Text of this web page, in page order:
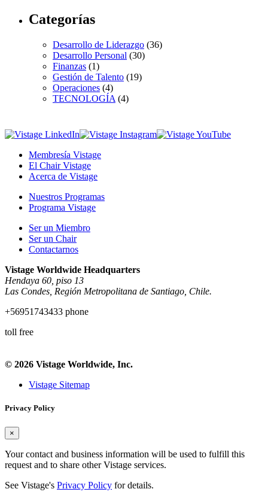
Categorías
Desarrollo de Liderazgo (36)
Desarrollo Personal (30)
Finanzas (1)
Gestión de Talento (19)
Operaciones (4)
TECNOLOGÍA (4)
Membresía Vistage
El Chair Vistage
Acerca de Vistage
Nuestros Programas
Programa Vistage
Ser un Miembro
Ser un Chair
Contactarnos
Vistage Worldwide Headquarters
Hendaya 60, piso 13
Las Condes, Región Metropolitana de Santiago, Chile.
+56951743433 phone
toll free
© 2026 Vistage Worldwide, Inc.
Vistage Sitemap
Privacy Policy
×
Your contact and business information will be used to fulfill this
request and to share other Vistage services.
See Vistage's Privacy Policy for details.